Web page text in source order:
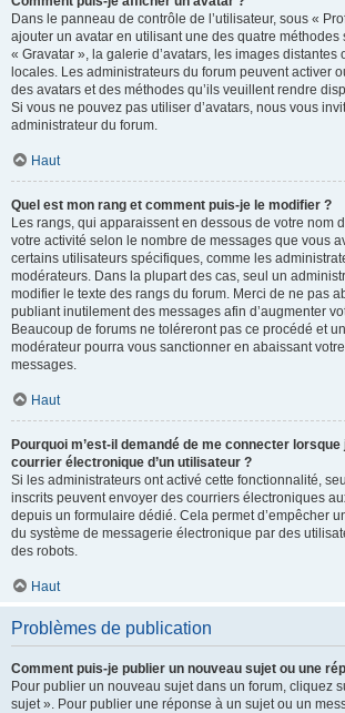
Dans le panneau de contrôle de l’utilisateur, sous «
ajouter un avatar en utilisant une des quatre méthodes
« Gravatar », la galerie d’avatars, les images distantes
locales. Les administrateurs du forum peuvent activer
des avatars et des méthodes qu’ils veuillent rendre
Si vous ne pouvez pas utiliser d’avatars, nous vous
administrateur du forum.
Haut
Quel est mon rang et comment puis-je le modifier ?
Les rangs, qui apparaissent en dessous de votre nom
votre activité selon le nombre de messages que vous
certains utilisateurs spécifiques, comme les
modérateurs. Dans la plupart des cas, seul un
modifier le texte des rangs du forum. Merci de ne pas
publiant inutilement des messages afin d’augmenter
Beaucoup de forums ne toléreront pas ce procédé et
modérateur pourra vous sanctionner en abaissant
messages.
Haut
Pourquoi m’est-il demandé de me connecter
courrier électronique d’un utilisateur ?
Si les administrateurs ont activé cette fonctionnalité,
inscrits peuvent envoyer des courriers électroniques
depuis un formulaire dédié. Cela permet d’empêcher
du système de messagerie électronique par des
des robots.
Haut
Problèmes de publication
Comment puis-je publier un nouveau sujet ou une
Pour publier un nouveau sujet dans un forum, cliquez
sujet ». Pour publier une réponse à un sujet ou un